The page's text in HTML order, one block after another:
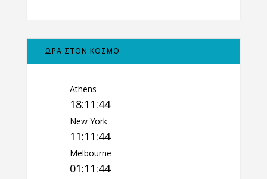
ΩΡΑ ΣΤΟΝ ΚΟΣΜΟ
Athens
18:11:45
New York
11:11:45
Melbourne
01:11:45